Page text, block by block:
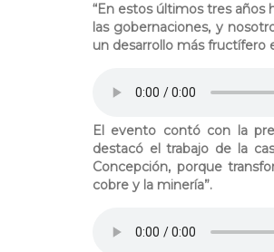
“En estos últimos tres años
las gobernaciones, y
un desarrollo más fructífero
El evento contó con la
destacó el trabajo de la
Concepción, porque
cobre y la minería”.